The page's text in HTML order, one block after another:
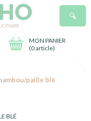
MON PANIER
(0 article)
paille blé
BLÉ